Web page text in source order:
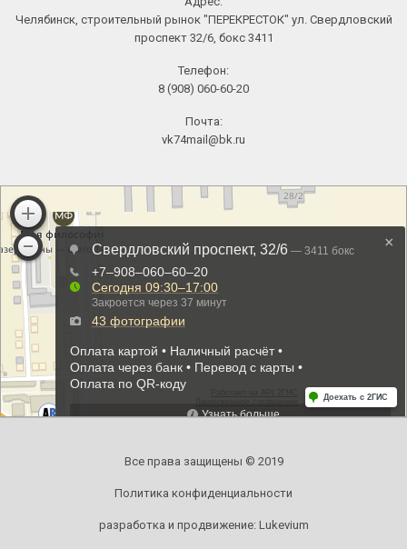
Челябинск, строительный рынок "ПЕРЕКРЕСТОК" ул. Свердловский
проспект 32/6, бокс 3411
Телефон:
8 (908) 060-60-20
Почта:
vk74mail@bk.ru
Все права защищены © 2019
Политика конфиденциальности
разработка и продвижение: Lukevium